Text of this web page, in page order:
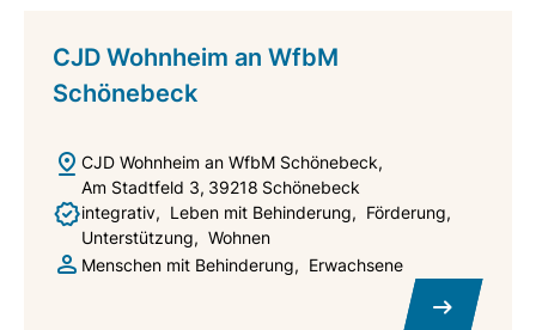
CJD Wohnheim an WfbM
Schönebeck
CJD Wohnheim an WfbM Schönebeck
Am Stadtfeld 3 39218 Schönebeck
integrativ
Leben mit Behinderung
Förderung
Unterstützung
Wohnen
Menschen mit Behinderung
Erwachsene